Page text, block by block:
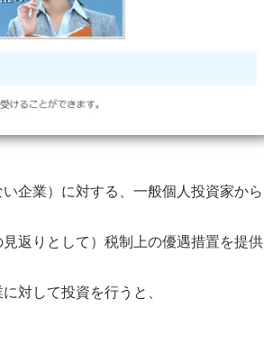
企業）に対する、一般個人投資家から
返りとして）税制上の優遇措置を提供
対して投資を行うと、